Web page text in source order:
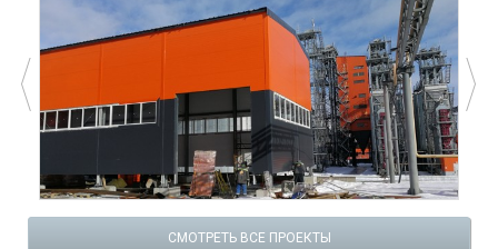
СМОТРЕТЬ ВСЕ ПРОЕКТЫ